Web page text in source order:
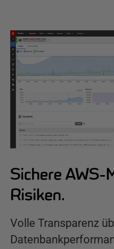
Sichere AWS-
Risiken.
Volle Transparenz